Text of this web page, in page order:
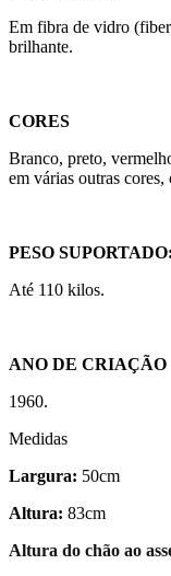
Em fibra de vidro
brilhante.
CORES
Branco, preto,
em várias outras cores,
PESO SUPORTADO:
Até 110 kilos.
ANO DE CRIAÇÃO
1960.
Medidas
Largura: 50cm
Altura: 83cm
Altura do chão ao